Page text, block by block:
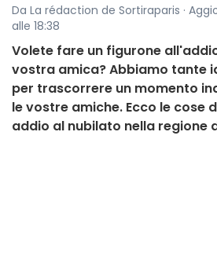
Da La rédaction de Sortiraparis ·
alle 18:38
Volete fare un figurone
vostra amica? Abbiamo tante
per trascorrere un momento
le vostre amiche. Ecco le cose
addio al nubilato nella regione